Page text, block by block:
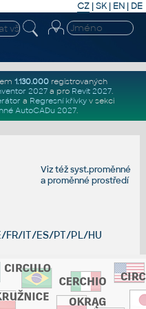
CZ | SK| EN | DE
1.130.000registrovaných
2027a pro Revit 2027.
a Regresní křivkyv sekci
AutoCADu 2027.
Viz téžsyst.proměnné
aproměnné prostředí
FR/IT/ES/PT/PL/HU